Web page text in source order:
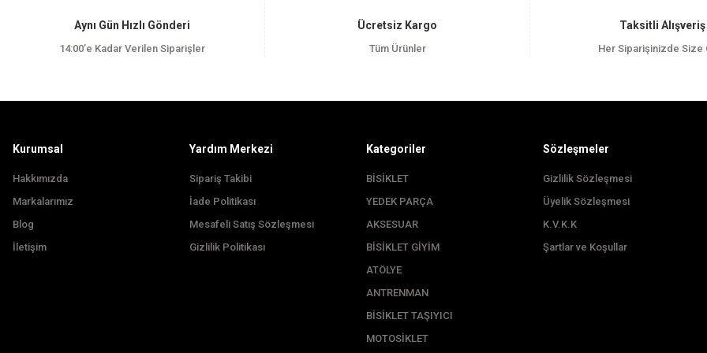
Ürün açıklamasında eksik bilgiler bulunuyor.
Ürün bilgilerinde hatalar bulunuyor.
Aynı Gün Hızlı Gönderi
14:00’e Kadar Verilen Siparişler
Ücretsiz Kargo
Tüm Ürünler
Taksitli Alışveriş
Her Siparişinizde Size
Kurumsal
Hakkımızda
Markalarımız
Blog
İletişim
Yardım Merkezi
Sipariş Takibi
İade Politikası
Mesafeli Satış Sözleşmesi
Gizlilik Politikası
Kategoriler
BİSİKLET
YEDEK PARÇA
AKSESUAR
BİSİKLET GİYİM
ATÖLYE
ANTRENMAN
BİSİKLET TAŞIYICI
MOTOSİKLET
Sözleşmeler
Gizlilik Sözleşmesi
Üyelik Sözleşmesi
K.V.K.K
Şartlar ve Koşullar